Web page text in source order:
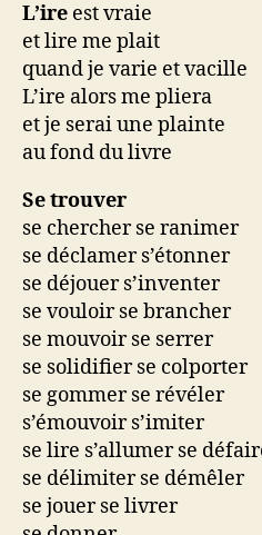
L’ire est vraie
et lire me plait
quand je varie et vacille
L’ire alors me pliera
et je serai une plainte
au fond du livre
Se trouver
se chercher se ranimer
se déclamer s’étonner
se déjouer s’inventer
se vouloir se brancher
se mouvoir se serrer
se solidifier se colporter
se gommer se révéler
s’émouvoir s’imiter
se lire s’allumer se
se délimiter se démêler
se jouer se livrer